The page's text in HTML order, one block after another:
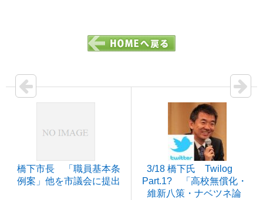
橋下市長 「職員基本条
例案」他を市議会に提出
3/18 橋下氏 Twilog
Part.1? 「高校無償化・
維新八策・ナベツネ論